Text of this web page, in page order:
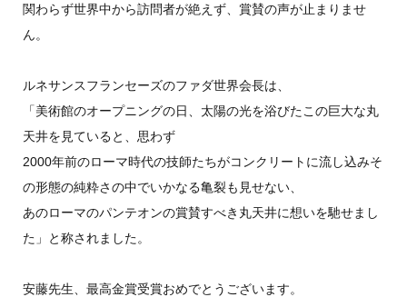
関わらず世界中から訪問者が絶えず、賞賛の声が止まりませ
ん。
ルネサンスフランセーズのファダ世界会長は、
「美術館のオープニングの日、太陽の光を浴びたこの巨大な丸
天井を見ていると、思わず
2000年前のローマ時代の技師たちがコンクリートに流し込みそ
の形態の純粋さの中でいかなる亀裂も見せない、
あのローマのパンテオンの賞賛すべき丸天井に想いを馳せまし
た」と称されました。
安藤先生、最高金賞受賞おめでとうございます。